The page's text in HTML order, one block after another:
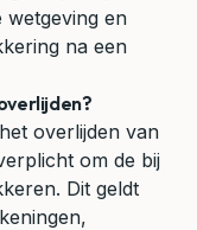
wetgeving en
na een
overlijden van
om de bij
Dit geldt